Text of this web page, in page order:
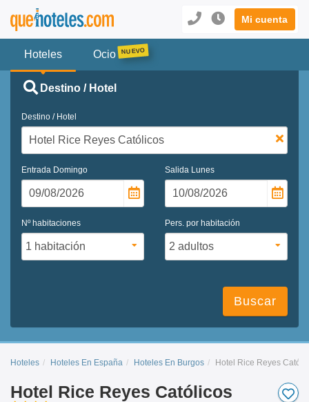
Mi cuenta
Hoteles Ocio
Destino / Hotel
Destino / Hotel
Entrada Domingo Salida Lunes
Nº habitaciones Pers. por habitación
Buscar
Hoteles Hoteles En España Hoteles En Burgos Hotel Rice Reyes
Hotel Rice Reyes Católicos